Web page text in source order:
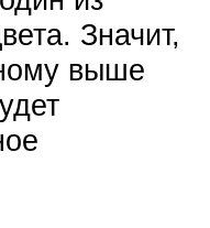
Значит,
выше